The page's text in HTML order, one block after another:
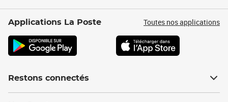
Applications La Poste Toutes nos applications
Restons connectés